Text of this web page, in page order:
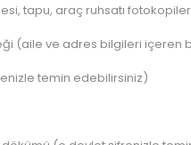
tapu, araç ruhsatı
(aile ve adres bilgileri içeren
temin edebilirsiniz)